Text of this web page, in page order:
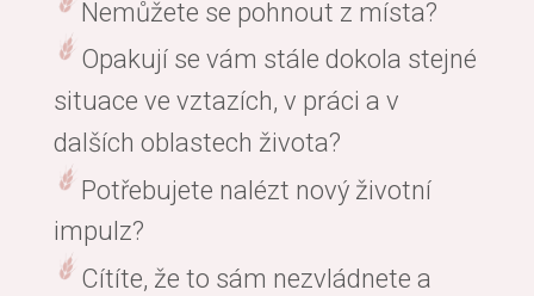
Nemůžete se pohnout z místa?
Opakují se vám stále dokola stejné
situace ve vztazích, v práci a v
dalších oblastech života?
Potřebujete nalézt nový životní
impulz?
Cítíte, že to sám nezvládnete a